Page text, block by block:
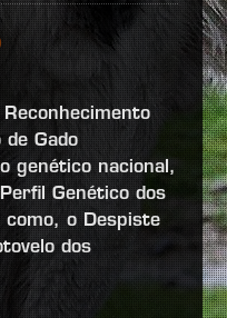
de Gado
genético nacional,
Genético dos
o Despiste
dos